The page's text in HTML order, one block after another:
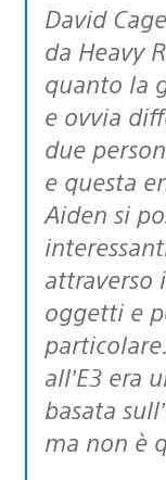
David Cage: Il gioco è molto diverso
da Heavy
quanto la
e ovvia
due
e questa
Aiden si
attraverso
oggetti e
all’E3 era
basata
ma non è